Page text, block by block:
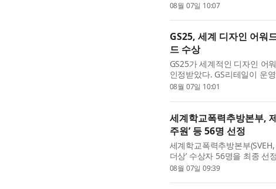
레드 닷 어워드: 브랜드 & 커
08월 07일 10:07
GS25, 세계 디자인 어워
드 수상
GS25가 세계적인 디자인 어
인정받았다. GS리테일이 운
(Red Dot Design Award)’ 브
08월 07일 10:01
세계학교폭력추방본부,
주원’ 등 56명 선정
세계학교폭력추방본부
더상’ 수상자 56명을 최종
Federation of Power
08월 07일 09:39